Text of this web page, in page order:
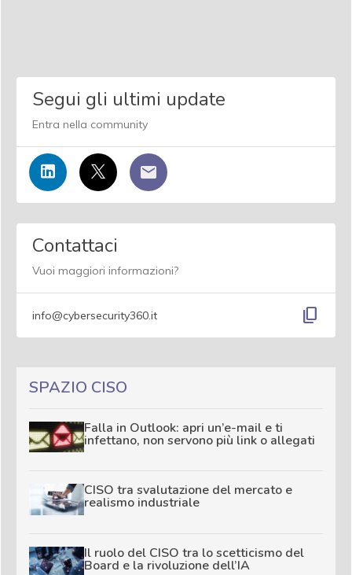
Segui gli ultimi update
Entra nella community
Contattaci
Vuoi maggiori informazioni?
info@cybersecurity360.it content_copy
SPAZIO CISO
Falla in Outlook: apri un’e-mail e ti
infettano, non servono più link o allegati
CISO tra svalutazione del mercato e
realismo industriale
Il ruolo del CISO tra lo scetticismo del
Board e la rivoluzione dell’IA